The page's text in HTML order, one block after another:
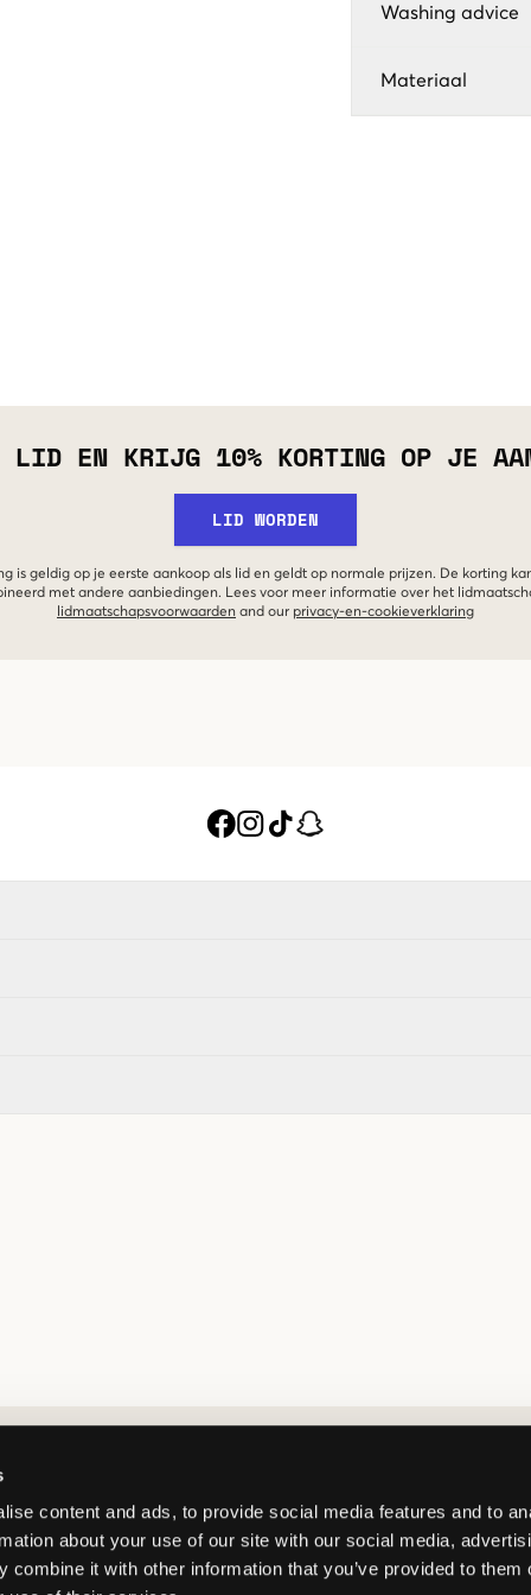
content and ads, to provide social media features and to
about your use of our site with our social media,
combine it with other information that you’ve provided to them
Washing advice
Materiaal
LID EN KRIJG 10% KORTING OP JE
LID WORDEN
is geldig op je eerste aankoop als lid en geldt op normale prijzen. De korting
met andere aanbiedingen. Lees voor meer informatie over het
lidmaatschapsvoorwaarden and our privacy-en-cookieverklaring